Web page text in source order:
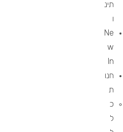
תינ
ו
Ne
w
In
חנו
ת
כ
ל